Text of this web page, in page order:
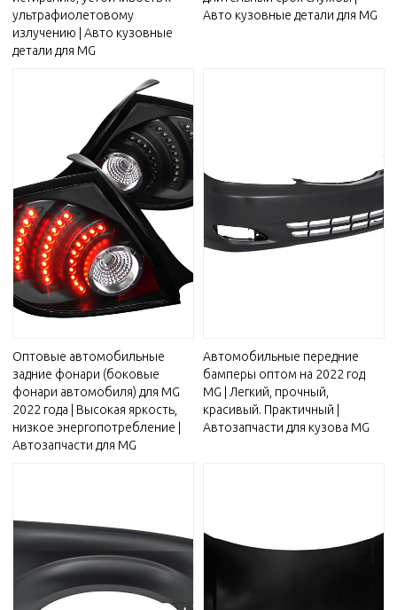
ультрафиолетовому
излучению | Авто кузовные
детали для MG
Авто кузовные детали для MG
Оптовые автомобильные
задние фонари (боковые
фонари автомобиля) для MG
2022 года | Высокая яркость,
низкое энергопотребление |
Автозапчасти для MG
Автомобильные передние
бамперы оптом на 2022 год
MG | Легкий, прочный,
красивый. Практичный |
Автозапчасти для кузова MG